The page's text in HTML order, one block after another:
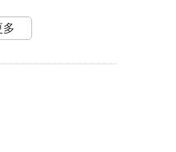
多